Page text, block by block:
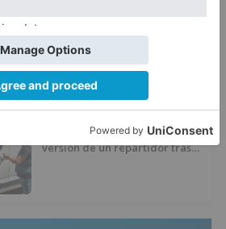
La provincia de Burgos celebra
el día de su patrón
La Guardia Civil desmonta la
versión de un repartidor tras